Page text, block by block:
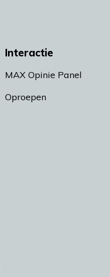
Interactie
MAX Opinie Panel
Oproepen